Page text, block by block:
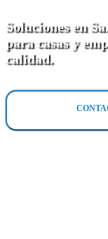
Soluciones en
para casas y
calidad.